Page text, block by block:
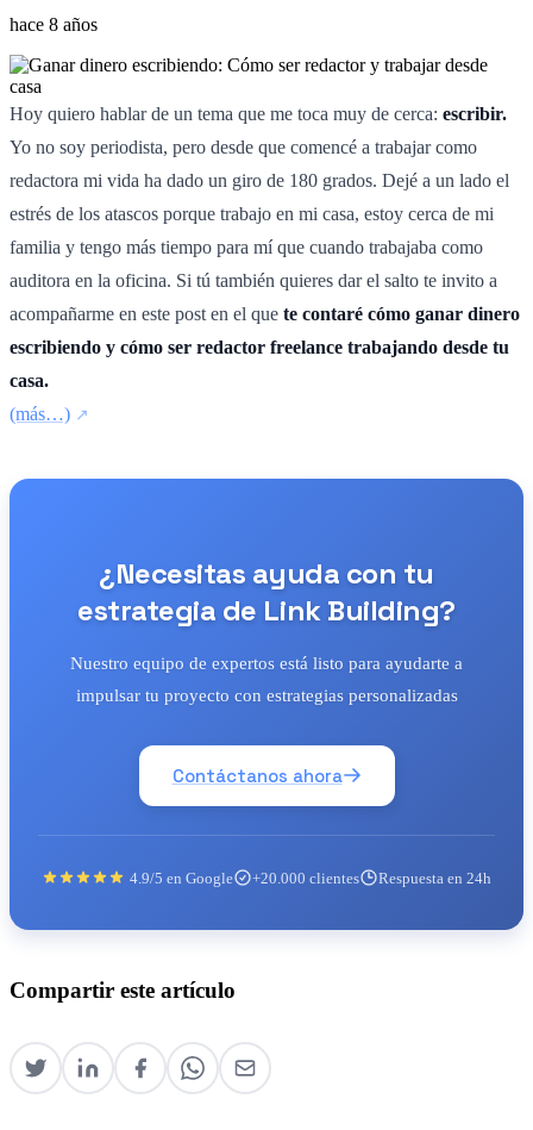
hace 8 años
Hoy quiero hablar de un tema que me toca muy de cerca: escribir.
Yo no soy periodista, pero desde que comencé a trabajar como
redactora mi vida ha dado un giro de 180 grados. Dejé a un lado el
estrés de los atascos porque trabajo en mi casa, estoy cerca de mi
familia y tengo más tiempo para mí que cuando trabajaba como
auditora en la oficina. Si tú también quieres dar el salto te invito a
acompañarme en este post en el que te contaré cómo ganar dinero
escribiendo y cómo ser redactor freelance trabajando desde tu
casa.
(más…)
¿Necesitas ayuda con tu
estrategia de Link Building?
Nuestro equipo de expertos está listo para ayudarte a
impulsar tu proyecto con estrategias personalizadas
Contáctanos ahora
4.9/5 en Google +20.000 clientes Respuesta en 24h
Compartir este artículo